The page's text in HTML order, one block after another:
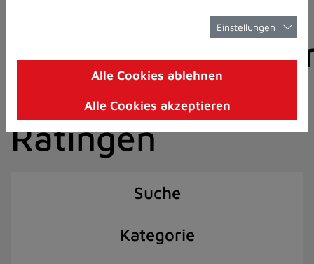
8)
I)
der Stadt
Ratingen
Suche
Kategorie
Einstellungen
Alle Cookies ablehnen
Alle Cookies akzeptieren